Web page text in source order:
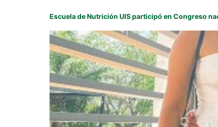
Escuela de Nutrición UIS participó en Congreso